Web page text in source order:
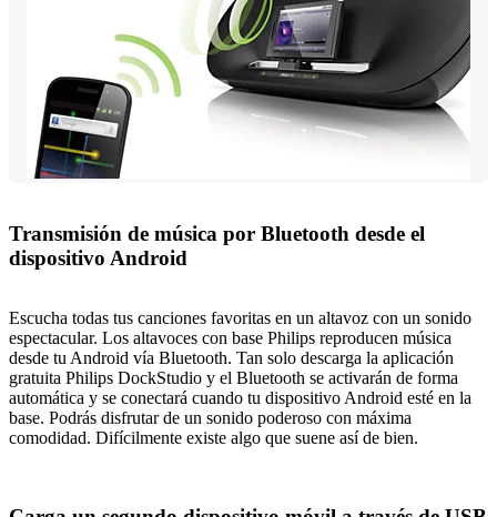
Transmisión de música por Bluetooth desde el
dispositivo Android
Escucha todas tus canciones favoritas en un altavoz con un sonido
espectacular. Los altavoces con base Philips reproducen música
desde tu Android vía Bluetooth. Tan solo descarga la aplicación
gratuita Philips DockStudio y el Bluetooth se activarán de forma
automática y se conectará cuando tu dispositivo Android esté en la
base. Podrás disfrutar de un sonido poderoso con máxima
comodidad. Difícilmente existe algo que suene así de bien.